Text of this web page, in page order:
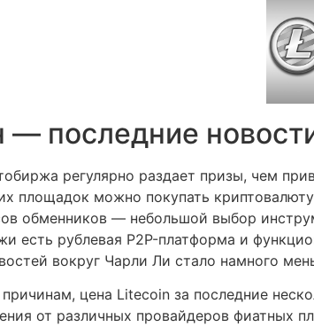
— последние
регулярно раздает призы, чем
площадок можно покупать
обменников — небольшой выбор
есть рублевая P2P-платформа и
вокруг Чарли Ли стало намного
цена Litecoin за последние
от различных провайдеров фиатных